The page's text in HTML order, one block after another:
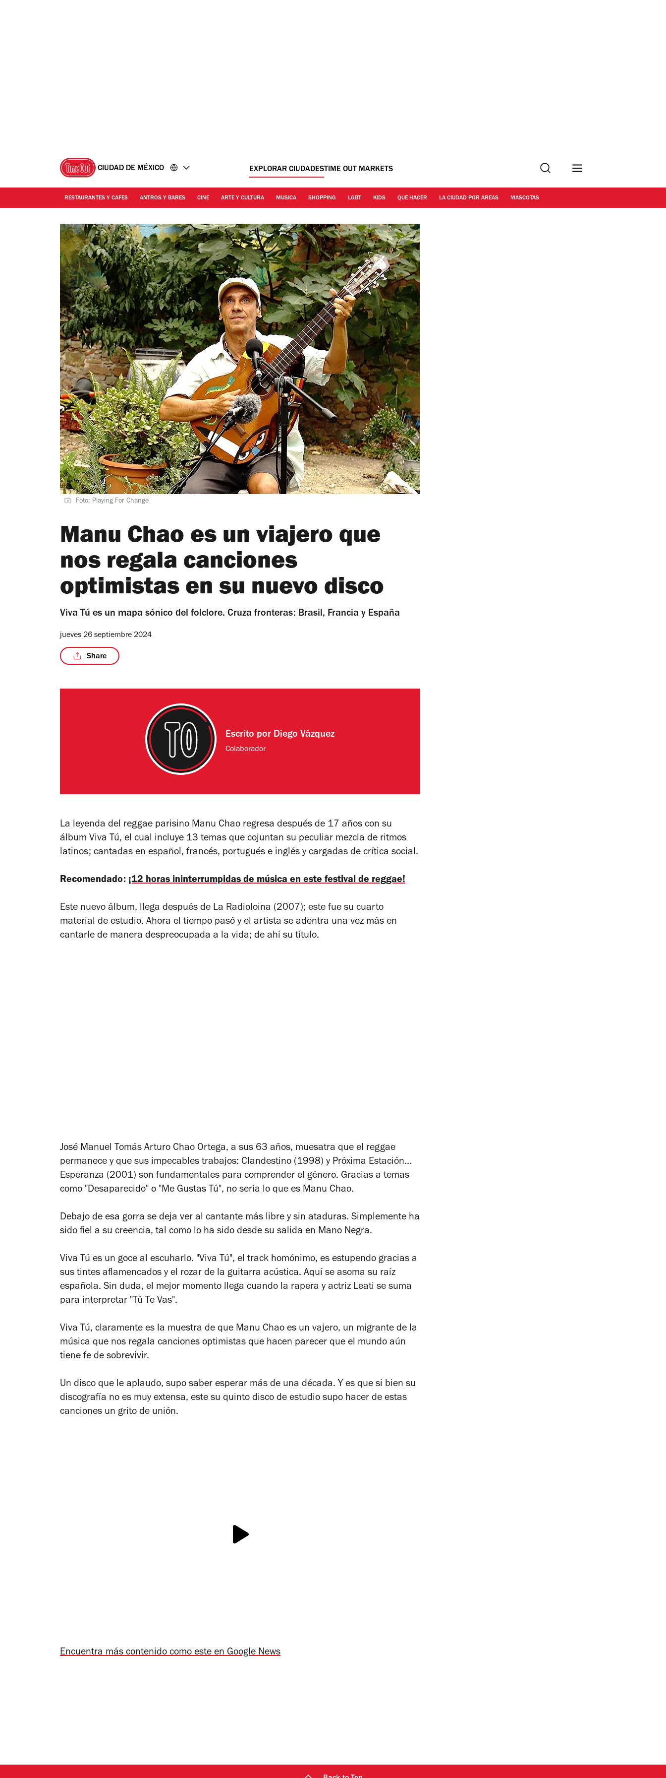
CIUDAD DE MÉXICO EXPLORAR CIUDADESTIME OUT MARKETS Buscar
RESTAURANTES Y CAFES ANTROS Y BARES CINE ARTE Y CULTURA MUSICA SHOPPING LGBT KIDS QUE HACER LA CIUDAD POR AREAS MASCOTAS
Foto: Playing For Change
Manu Chao es un viajero que
nos regala canciones
optimistas en su nuevo disco
Viva Tú es un mapa sónico del folclore. Cruza fronteras: Brasil, Francia y España
jueves 26 septiembre 2024
Share
Escrito por Diego Vázquez
Colaborador
La leyenda del reggae parisino Manu Chao regresa después de 17 años con su
álbum Viva Tú, el cual incluye 13 temas que cojuntan su peculiar mezcla de ritmos
latinos; cantadas en español, francés, portugués e inglés y cargadas de crítica social.
Recomendado: ¡12 horas ininterrumpidas de música en este festival de reggae!
Este nuevo álbum, llega después de La Radioloina (2007); este fue su cuarto
material de estudio. Ahora el tiempo pasó y el artista se adentra una vez más en
cantarle de manera despreocupada a la vida; de ahí su título.
José Manuel Tomás Arturo Chao Ortega, a sus 63 años, muesatra que el reggae
permanece y que sus impecables trabajos: Clandestino (1998) y Próxima Estación...
Esperanza (2001) son fundamentales para comprender el género. Gracias a temas
como "Desaparecido" o "Me Gustas Tú", no sería lo que es Manu Chao.
Debajo de esa gorra se deja ver al cantante más libre y sin ataduras. Simplemente ha
sido fiel a su creencia, tal como lo ha sido desde su salida en Mano Negra.
Viva Tú es un goce al escuharlo. "Viva Tú", el track homónimo, es estupendo gracias a
sus tintes aflamencados y el rozar de la guitarra acústica. Aquí se asoma su raíz
española. Sin duda, el mejor momento llega cuando la rapera y actriz Leati se suma
para interpretar "Tú Te Vas".
Viva Tú, claramente es la muestra de que Manu Chao es un vajero, un migrante de la
música que nos regala canciones optimistas que hacen parecer que el mundo aún
tiene fe de sobrevivir.
Un disco que le aplaudo, supo saber esperar más de una década. Y es que si bien su
discografía no es muy extensa, este su quinto disco de estudio supo hacer de estas
canciones un grito de unión.
Encuentra más contenido como este en Google News